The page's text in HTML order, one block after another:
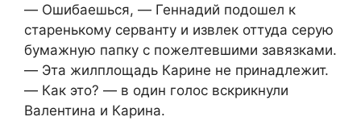
― Ошибаешься, ― Геннадий подошел к
старенькому серванту и извлек оттуда серую
бумажную папку с пожелтевшими завязками.
― Эта жилплощадь Карине не принадлежит.
― Как это? ― в один голос вскрикнули
Валентина и Карина.